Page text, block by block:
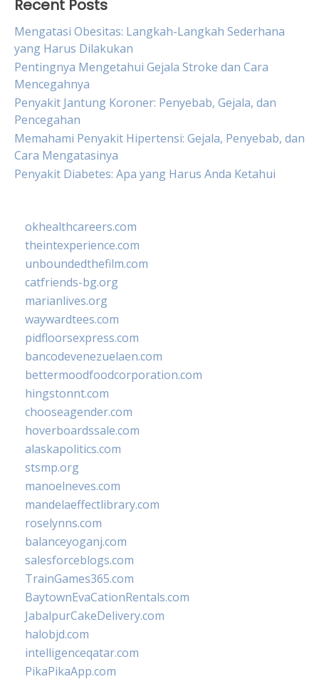
Recent Posts
Mengatasi Obesitas: Langkah-Langkah Sederhana
yang Harus Dilakukan
Pentingnya Mengetahui Gejala Stroke dan Cara
Mencegahnya
Penyakit Jantung Koroner: Penyebab, Gejala, dan
Pencegahan
Memahami Penyakit Hipertensi: Gejala, Penyebab, dan
Cara Mengatasinya
Penyakit Diabetes: Apa yang Harus Anda Ketahui
okhealthcareers.com
theintexperience.com
unboundedthefilm.com
catfriends-bg.org
marianlives.org
waywardtees.com
pidfloorsexpress.com
bancodevenezuelaen.com
bettermoodfoodcorporation.com
hingstonnt.com
chooseagender.com
hoverboardssale.com
alaskapolitics.com
stsmp.org
manoelneves.com
mandelaeffectlibrary.com
roselynns.com
balanceyoganj.com
salesforceblogs.com
TrainGames365.com
BaytownEvaCationRentals.com
JabalpurCakeDelivery.com
halobjd.com
intelligenceqatar.com
PikaPikaApp.com